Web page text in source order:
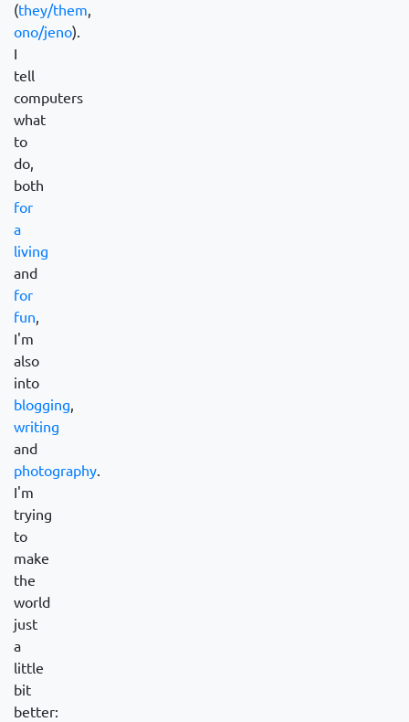
(they/them,
ono/jeno).
I
tell
computers
what
to
do,
both
for
a
living
and
for
fun,
I'm
also
into
blogging,
writing
and
photography.
I'm
trying
to
make
the
world
just
a
little
bit
better: